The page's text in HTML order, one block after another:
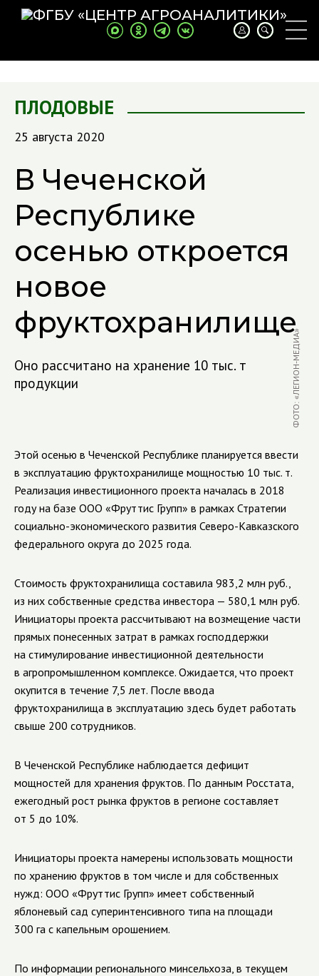
ПЛОДОВЫЕ
25 августа 2020
В Чеченской
Республике
осенью откроется
новое
фруктохранилище
Оно рассчитано на хранение 10 тыс. т
продукции
ФОТО: «ЛЕГИОН-МЕДИА»
Этой осенью в Чеченской Республике планируется ввести
в эксплуатацию фруктохранилище мощностью 10 тыс. т.
Реализация инвестиционного проекта началась в 2018
году на базе ООО «Фруттис Групп» в рамках Стратегии
социально-экономического развития Северо-Кавказского
федерального округа до 2025 года.
Стоимость фруктохранилища составила 983,2 млн руб.,
из них собственные средства инвестора — 580,1 млн руб.
Инициаторы проекта рассчитывают на возмещение части
прямых понесенных затрат в рамках господдержки
на стимулирование инвестиционной деятельности
в агропромышленном комплексе. Ожидается, что проект
окупится в течение 7,5 лет. После ввода
фруктохранилища в эксплуатацию здесь будет работать
свыше 200 сотрудников.
В Чеченской Республике наблюдается дефицит
мощностей для хранения фруктов. По данным Росстата,
ежегодный рост рынка фруктов в регионе составляет
от 5 до 10%.
Инициаторы проекта намерены использовать мощности
по хранению фруктов в том числе и для собственных
нужд: ООО «Фруттис Групп» имеет собственный
яблоневый сад суперинтенсивного типа на площади
300 га с капельным орошением.
По информации регионального минсельхоза, в текущем